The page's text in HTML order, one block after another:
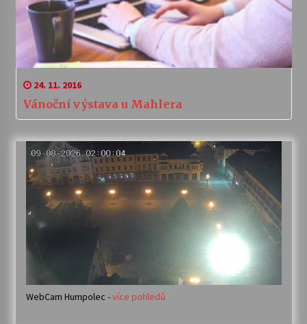
24. 11. 2016
Vánoční výstava u Mahlera
WebCam Humpolec -více pohledů